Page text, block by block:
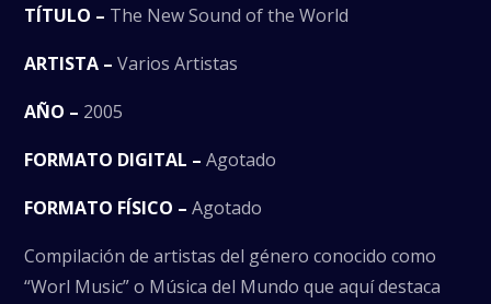
TÍTULO – The New Sound of the World
ARTISTA – Varios Artistas
AÑO – 2005
FORMATO DIGITAL – Agotado
FORMATO FÍSICO – Agotado
Compilación de artistas del género conocido como
“Worl Music” o Música del Mundo que aquí destaca